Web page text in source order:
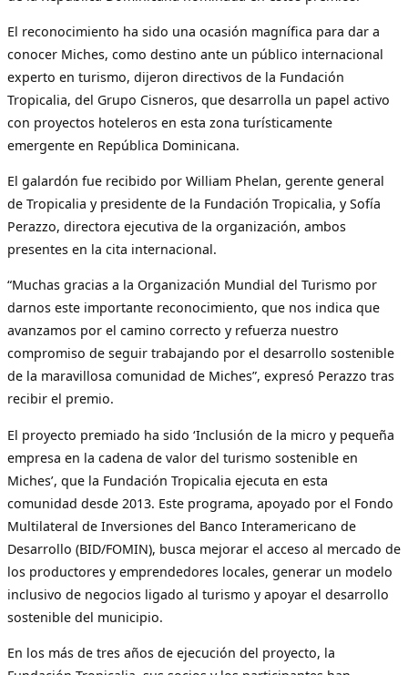
El reconocimiento ha sido una ocasión magnífica para dar a
conocer Miches, como destino ante un público internacional
experto en turismo, dijeron directivos de la Fundación
Tropicalia, del Grupo Cisneros, que desarrolla un papel activo
con proyectos hoteleros en esta zona turísticamente
emergente en República Dominicana.
El galardón fue recibido por William Phelan, gerente general
de Tropicalia y presidente de la Fundación Tropicalia, y Sofía
Perazzo, directora ejecutiva de la organización, ambos
presentes en la cita internacional.
“Muchas gracias a la Organización Mundial del Turismo por
darnos este importante reconocimiento, que nos indica que
avanzamos por el camino correcto y refuerza nuestro
compromiso de seguir trabajando por el desarrollo sostenible
de la maravillosa comunidad de Miches”, expresó Perazzo tras
recibir el premio.
El proyecto premiado ha sido ‘Inclusión de la micro y pequeña
empresa en la cadena de valor del turismo sostenible en
Miches’, que la Fundación Tropicalia ejecuta en esta
comunidad desde 2013. Este programa, apoyado por el Fondo
Multilateral de Inversiones del Banco Interamericano de
Desarrollo (BID/FOMIN), busca mejorar el acceso al mercado de
los productores y emprendedores locales, generar un modelo
inclusivo de negocios ligado al turismo y apoyar el desarrollo
sostenible del municipio.
En los más de tres años de ejecución del proyecto, la